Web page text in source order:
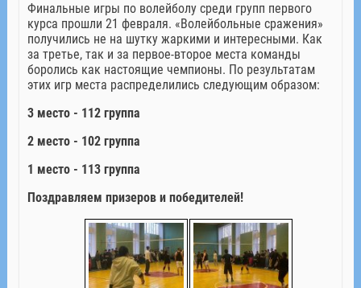
Финальные игры по волейболу среди групп первого
курса прошли 21 февраля. «Волейбольные сражения»
получились не на шутку жаркими и интересными. Как
за третье, так и за первое-второе места команды
боролись как настоящие чемпионы. По результатам
этих игр места распределились следующим образом:
3 место - 112 группа
2 место - 102 группа
1 место - 113 группа
Поздравляем призеров и победителей!